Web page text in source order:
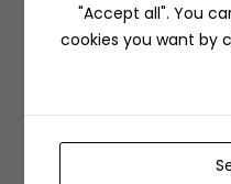
"Accept all". You
cookies you want by